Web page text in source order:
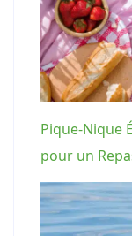
Pique-Nique
pour un